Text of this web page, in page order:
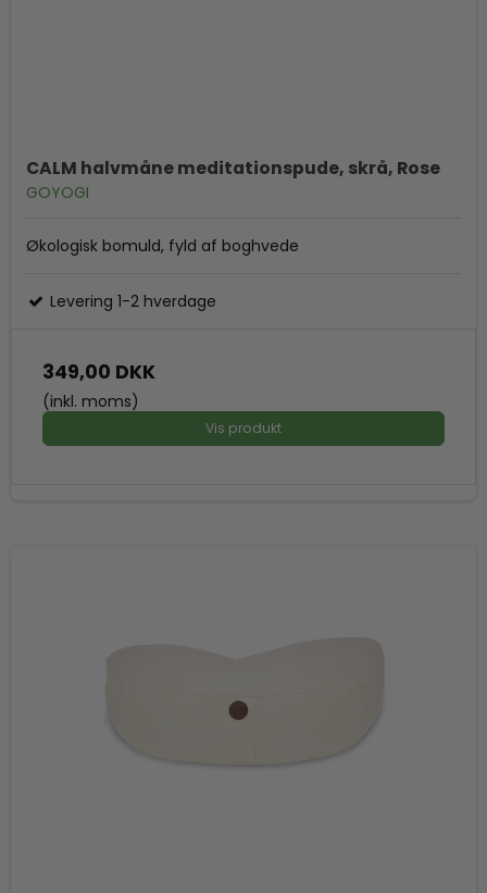
CALM halvmåne meditationspude, skrå, Rose
GOYOGI
Økologisk bomuld, fyld af boghvede
Levering 1-2 hverdage
349,00 DKK
(inkl. moms)
Vis produkt